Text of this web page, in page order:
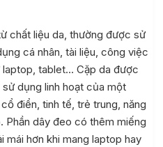
chất liệu da, thường được sử
cá nhân, tài liệu, công việc
tablet… Cặp da được
dụng linh hoạt của một
điển, tinh tế, trẻ trung, năng
dây đeo có thêm miếng
mái hơn khi mang laptop hay